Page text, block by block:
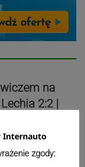
na
2:2 |
Internauto
zgody: